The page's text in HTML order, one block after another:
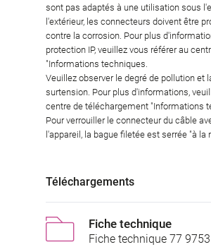
sont pas adaptés à une utilisation sous
l'extérieur, les connecteurs doivent être
contre la corrosion. Pour plus
protection IP, veuillez vous référer au
"Informations techniques.
Veuillez observer le degré de pollution et
surtension. Pour plus d'informations,
centre de téléchargement "Informations
Pour verrouiller le connecteur du câble
l'appareil, la bague filetée est serrée "à la
Téléchargements
Fiche technique
Fiche technique 77